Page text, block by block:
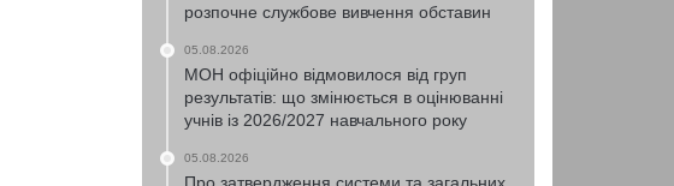
розпочне службове вивчення обставин
05.08.2026
МОН офіційно відмовилося від груп
результатів: що змінюється в оцінюванні
учнів із 2026/2027 навчального року
05.08.2026